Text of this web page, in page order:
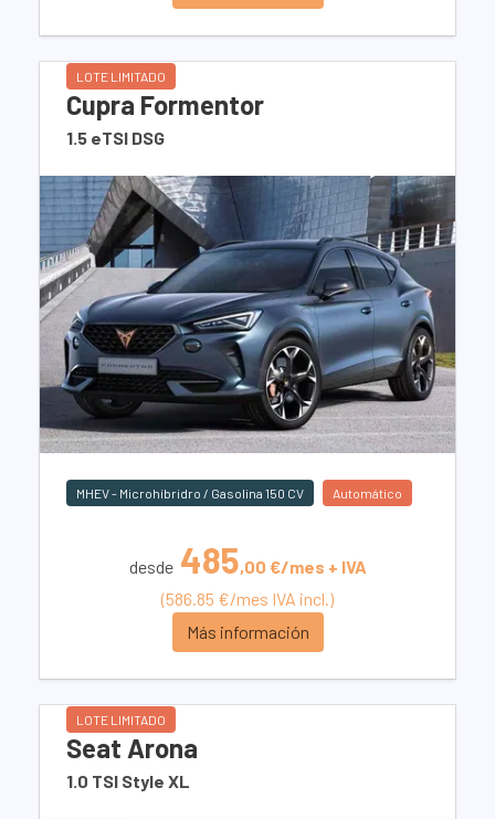
LOTE LIMITADO
Cupra Formentor
1.5 eTSI DSG
MHEV - Microhíbridro / Gasolina 150 CV Automático
desde 485,00 €/mes + IVA
(586.85 €/mes IVA incl.)
Más información
LOTE LIMITADO
Seat Arona
1.0 TSI Style XL